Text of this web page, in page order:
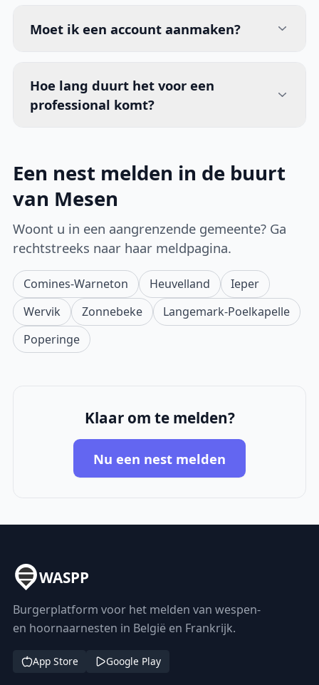
Moet ik een account aanmaken?
Hoe lang duurt het voor een
professional komt?
Een nest melden in de buurt
van Mesen
Woont u in een aangrenzende gemeente? Ga
rechtstreeks naar haar meldpagina.
Comines-Warneton Heuvelland
Ieper
Wervik
Zonnebeke
Langemark-Poelkapelle
Poperinge
Klaar om te melden?
Nu een nest melden
WASPP
Burgerplatform voor het melden van wespen-
en hoornaarnesten in België en Frankrijk.
App Store Google Play